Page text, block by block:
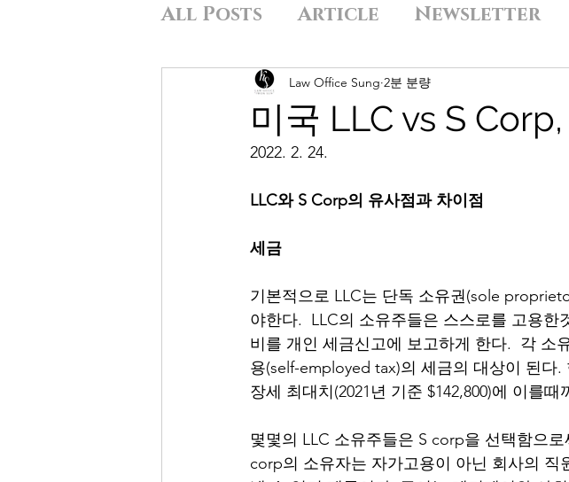
All Posts Article Newsletter
미국 LLC vs S
Law Office Sung 2분 분량
2022. 2. 24.
LLC와 S Corp의 유사점과 차이점
세금
기본적으로 LLC는 단독 소유권(sole
야한다.  LLC의 소유주들은 스스로를 고용
비를 개인 세금신고에 보고하게 한다.  각 소
용(self-employed tax)의 세금의 대상이 된다
장세 최대치(2021년 기준 $142,800)에 이를
몇몇의 LLC 소유주들은 S corp을 선택함으
corp의 소유자는 자가고용이 아닌 회사의